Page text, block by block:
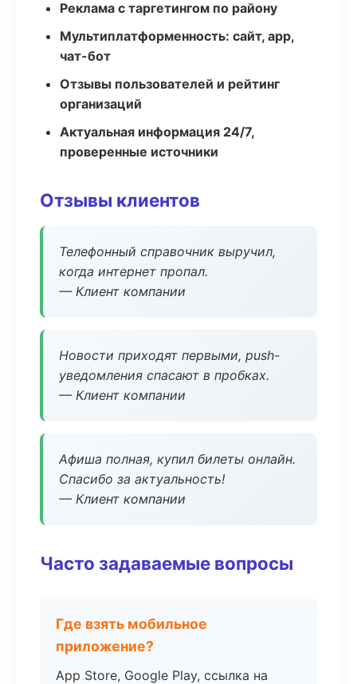
Реклама с таргетингом по району
Мультиплатформенность: сайт, app,
чат-бот
Отзывы пользователей и рейтинг
организаций
Актуальная информация 24/7,
проверенные источники
Отзывы клиентов
Телефонный справочник выручил,
когда интернет пропал.
— Клиент компании
Новости приходят первыми, push-
уведомления спасают в пробках.
— Клиент компании
Афиша полная, купил билеты онлайн.
Спасибо за актуальность!
— Клиент компании
Часто задаваемые вопросы
Где взять мобильное
приложение?
App Store, Google Play, ссылка на